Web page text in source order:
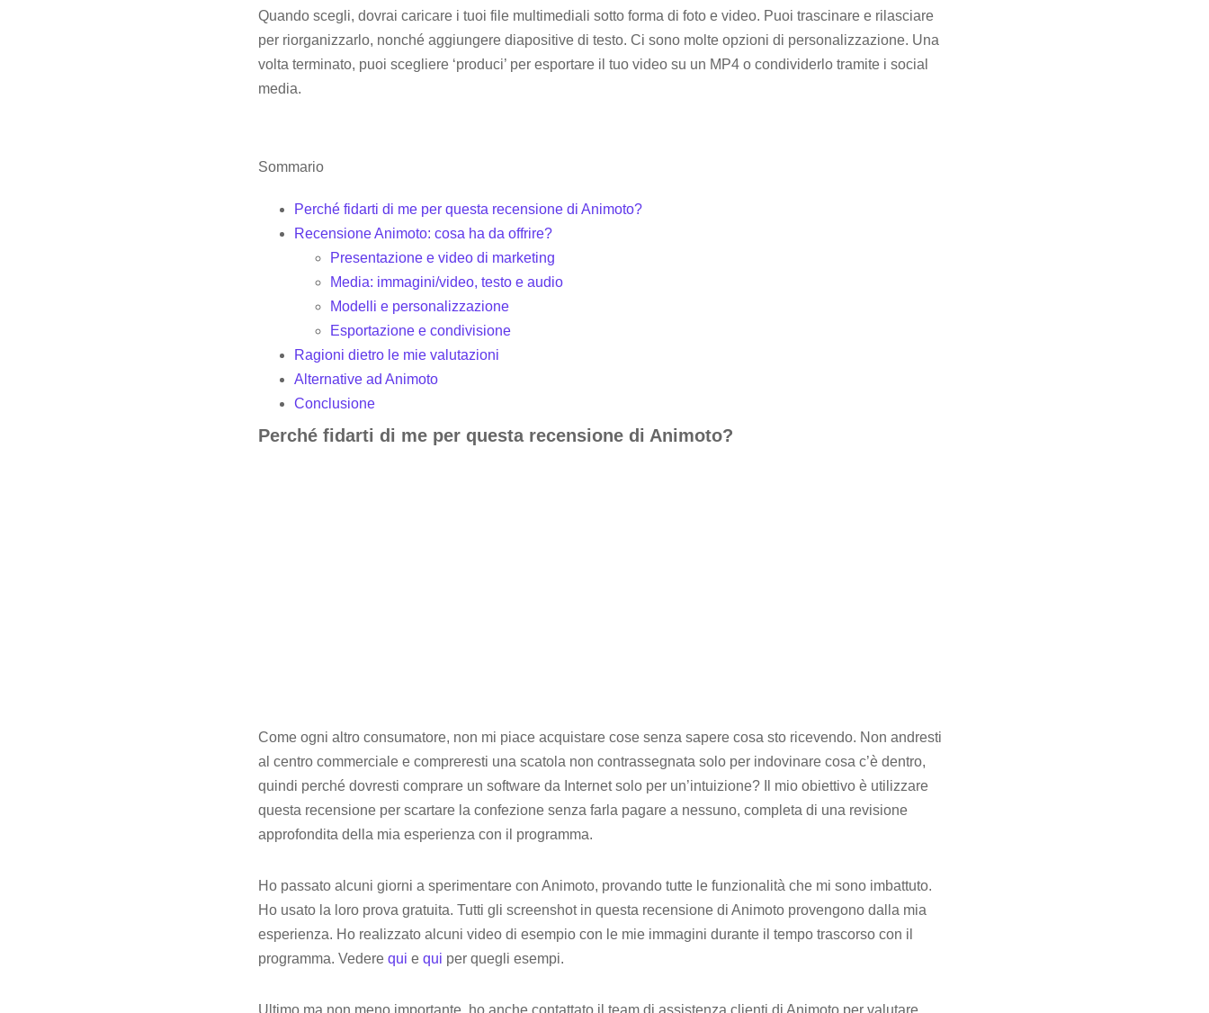
Quando scegli, dovrai caricare i tuoi file multimediali sotto forma di foto e video. Puoi trascinare e rilasciare
per riorganizzarlo, nonché aggiungere diapositive di testo. Ci sono molte opzioni di personalizzazione. Una
volta terminato, puoi scegliere ‘produci’ per esportare il tuo video su un MP4 o condividerlo tramite i social
media.
Sommario
Perché fidarti di me per questa recensione di Animoto?
Recensione Animoto: cosa ha da offrire?
Presentazione e video di marketing
Media: immagini/video, testo e audio
Modelli e personalizzazione
Esportazione e condivisione
Ragioni dietro le mie valutazioni
Alternative ad Animoto
Conclusione
Perché fidarti di me per questa recensione di Animoto?
Come ogni altro consumatore, non mi piace acquistare cose senza sapere cosa sto ricevendo. Non andresti
al centro commerciale e compreresti una scatola non contrassegnata solo per indovinare cosa c’è dentro,
quindi perché dovresti comprare un software da Internet solo per un’intuizione? Il mio obiettivo è utilizzare
questa recensione per scartare la confezione senza farla pagare a nessuno, completa di una revisione
approfondita della mia esperienza con il programma.
Ho passato alcuni giorni a sperimentare con Animoto, provando tutte le funzionalità che mi sono imbattuto.
Ho usato la loro prova gratuita. Tutti gli screenshot in questa recensione di Animoto provengono dalla mia
esperienza. Ho realizzato alcuni video di esempio con le mie immagini durante il tempo trascorso con il
programma. Vedere qui e qui per quegli esempi.